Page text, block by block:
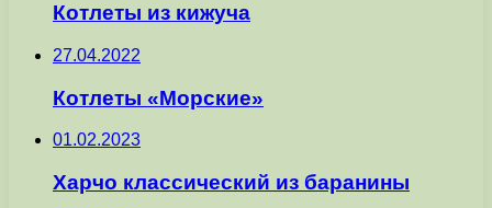
Котлеты из кижуча
27.04.2022
Котлеты «Морские»
01.02.2023
Харчо классический из баранины